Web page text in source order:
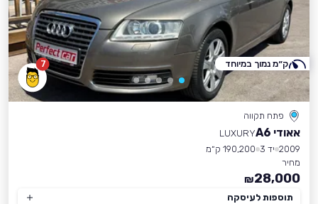
7
פתח תקווה
אאודי A6
LUXURY
2009 יד 3
190,200 ק״מ
מחיר
28,000
₪
תוספות לעיסקה
ק״מ נמוך במיוחד